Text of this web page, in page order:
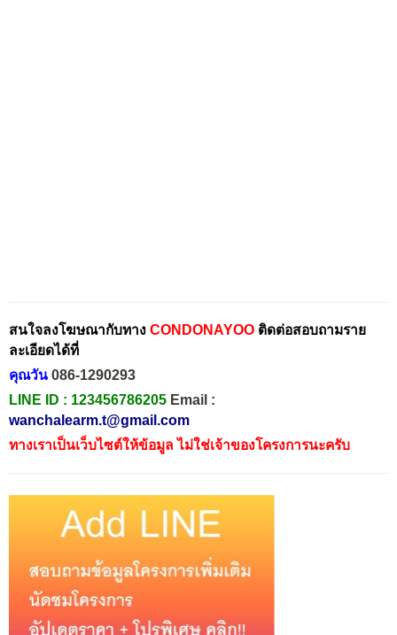
สนใจลงโฆษณากับทาง CONDONAYOO ติดต่อสอบถามราย
ละเอียดได้ที่
คุณวัน 086-1290293
LINE ID : 123456786205 Email :
wanchalearm.t@gmail.com
ทางเราเป็นเว็บไซต์ให้ข้อมูล ไม่ใช่เจ้าของโครงการนะครับ